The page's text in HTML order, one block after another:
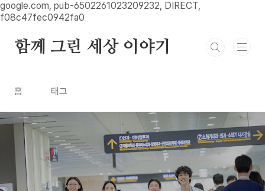
google.com, pub-6502261023209232, DIRECT,
f08c47fec0942fa0
본문 바로가기
함께 그린 세상 이야기
홈 태그